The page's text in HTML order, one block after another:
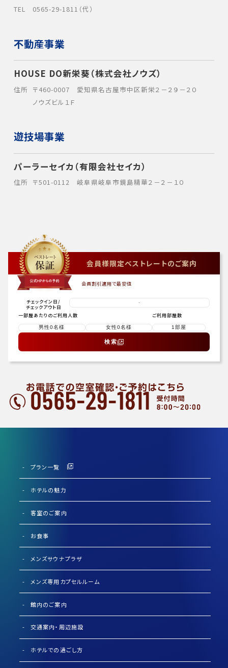
TEL
0565-29-1811（代）
不動産事業
HOUSE DO新栄葵（株式会社ノウズ）
住所
〒460-0007 愛知県名古屋市中区新栄２－２９－２０
ノウズビル１Ｆ
遊技場事業
パーラーセイカ（有限会社セイカ）
住所 〒501-0112 岐阜県岐阜市鏡島精華２－２－１０
会員様限定ベストレートのご案内
会員割引適用で最安値
チェックイン日/
チェックアウト日
-
一部屋あたりのご利用人数 ご利用部屋数
検索
プラン一覧
ホテルの魅力
客室のご案内
お食事
メンズサウナプラザ
メンズ専用カプセルルーム
館内のご案内
交通案内・周辺施設
ホテルでの過ごし方